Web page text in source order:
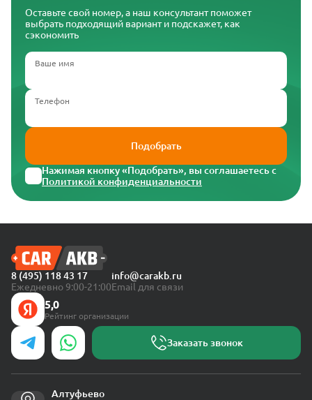
Оставьте свой номер, а наш консультант поможет
выбрать подходящий вариант и подскажет, как
сэкономить
Ваше имя
Телефон
Подобрать
Нажимая кнопку «Подобрать», вы соглашаетесь с
Политикой конфиденциальности
8 (495) 118 43 17
Ежедневно 9:00-21:00
info@carakb.ru
Email для связи
5,0
Рейтинг организации
Заказать звонок
Алтуфьево